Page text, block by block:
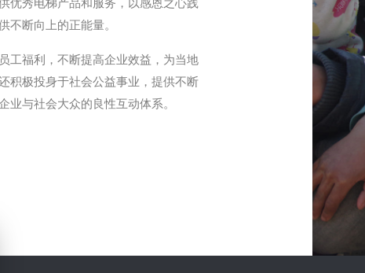
不断向上的正能量。
工福利，不断提高企业效益，为当地
积极投身于社会公益事业，提供不断
业与社会大众的良性互动体系。